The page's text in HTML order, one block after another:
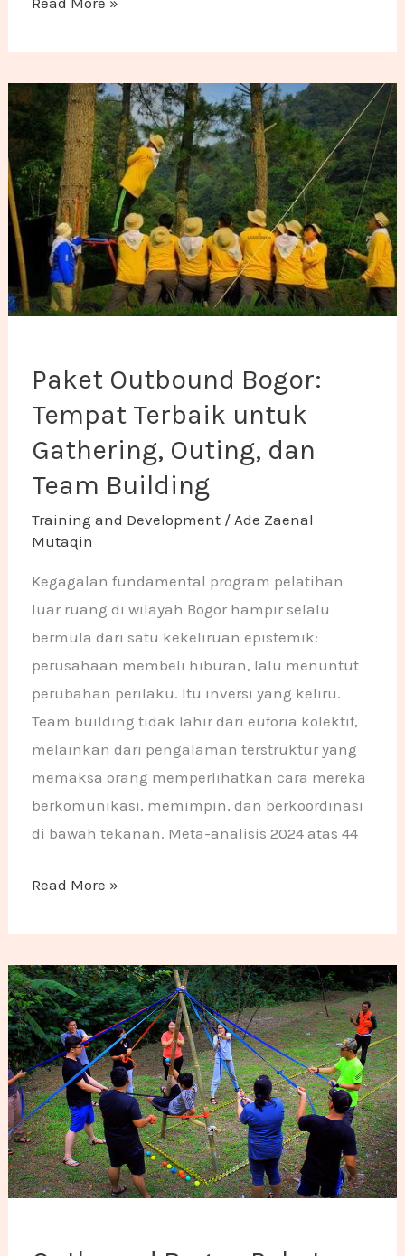
Paket Outbound Bogor:
Tempat Terbaik untuk
Gathering, Outing, dan
Team Building
Training and Development/ Ade Zaenal
Mutaqin
Kegagalan fundamental program pelatihan
luar ruang di wilayah Bogor hampir selalu
bermula dari satu kekeliruan epistemik:
perusahaan membeli hiburan, lalu menuntut
perubahan perilaku. Itu inversi yang keliru.
Team building tidak lahir dari euforia kolektif,
melainkan dari pengalaman terstruktur yang
memaksa orang memperlihatkan cara mereka
berkomunikasi, memimpin, dan berkoordinasi
di bawah tekanan. Meta-analisis 2024 atas 44
Paket Outbound Bogor: Tempat Terbaik untuk
Read More »
Outbound Bogor: Paket Outing & Gathering Kantor